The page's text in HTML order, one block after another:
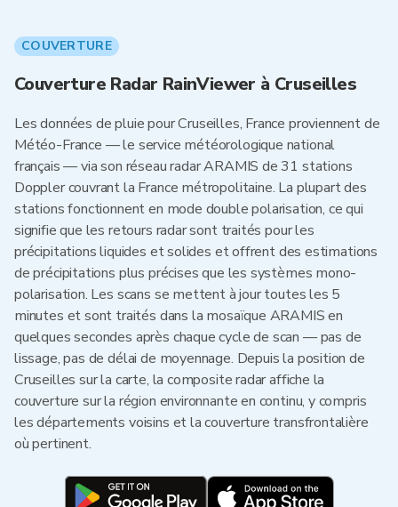
COUVERTURE
Couverture Radar RainViewer à Cruseilles
Les données de pluie pour Cruseilles, France proviennent de
Météo-France — le service météorologique national
français — via son réseau radar ARAMIS de 31 stations
Doppler couvrant la France métropolitaine. La plupart des
stations fonctionnent en mode double polarisation, ce qui
signifie que les retours radar sont traités pour les
précipitations liquides et solides et offrent des estimations
de précipitations plus précises que les systèmes mono-
polarisation. Les scans se mettent à jour toutes les 5
minutes et sont traités dans la mosaïque ARAMIS en
quelques secondes après chaque cycle de scan — pas de
lissage, pas de délai de moyennage. Depuis la position de
Cruseilles sur la carte, la composite radar affiche la
couverture sur la région environnante en continu, y compris
les départements voisins et la couverture transfrontalière
où pertinent.